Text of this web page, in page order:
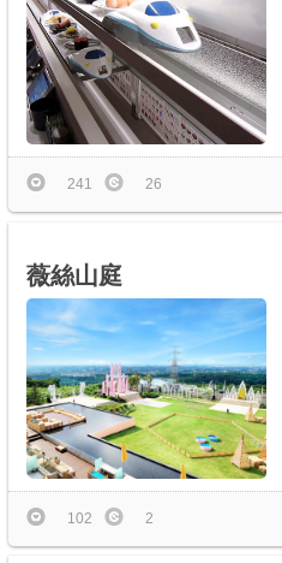
241 26
薇絲山庭
102 2